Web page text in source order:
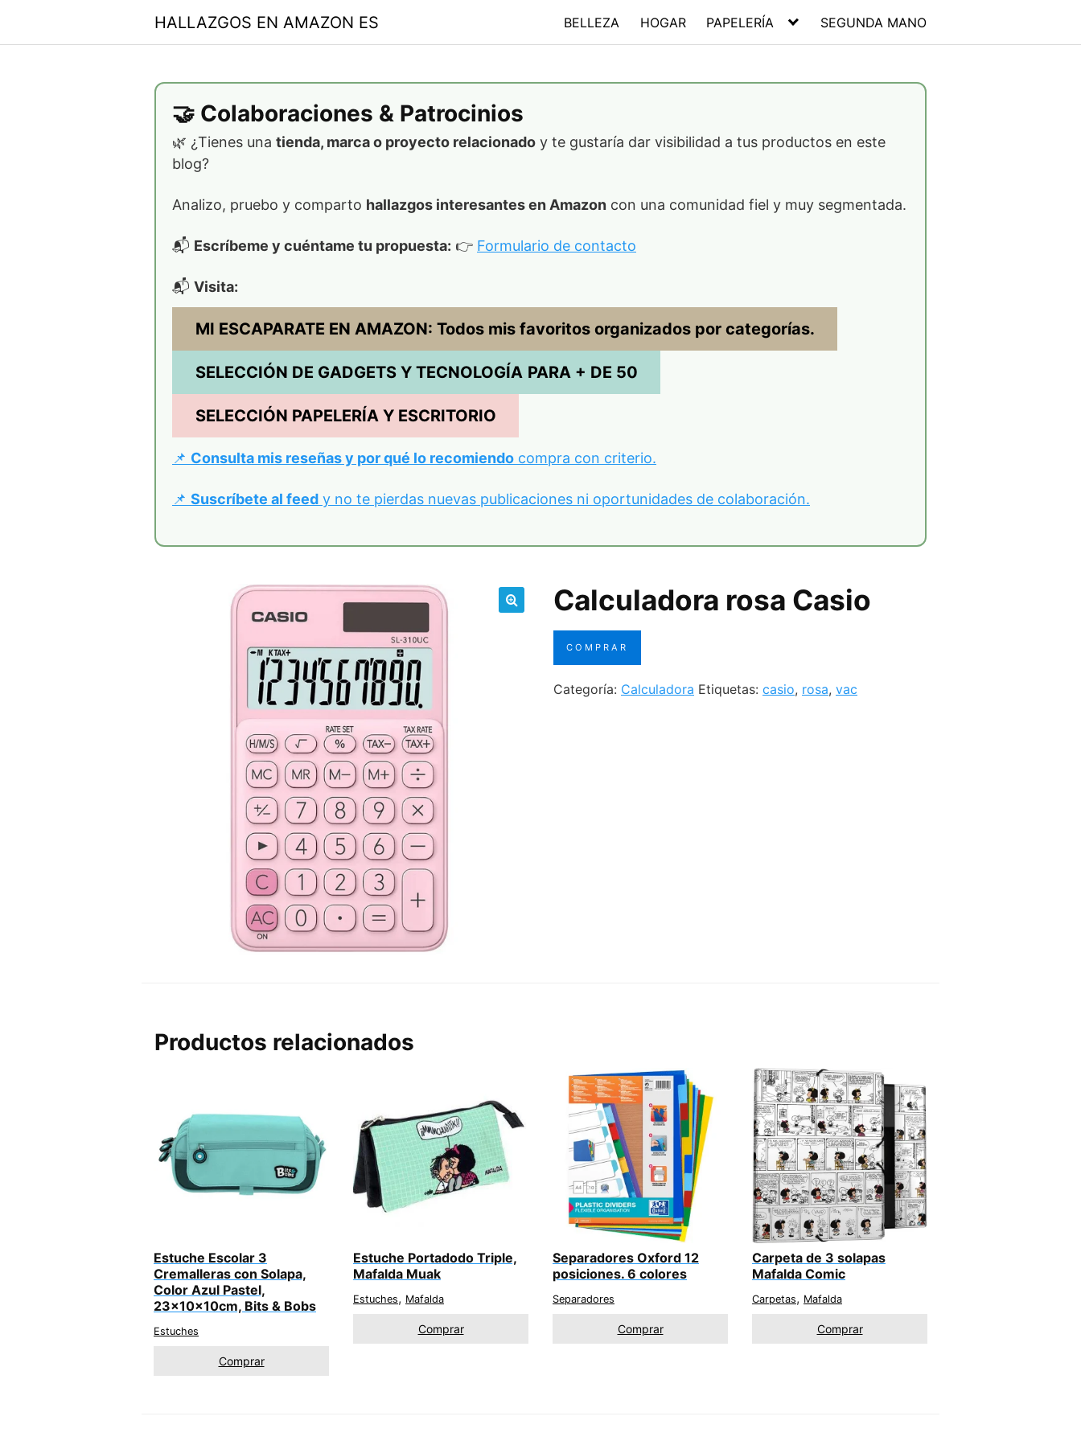
content
HALLAZGOS EN AMAZON ES BELLEZA HOGAR PAPELERÍA SEGUNDA MANO
🤝 Colaboraciones & Patrocinios
🌿 ¿Tienes una tienda, marca o proyecto relacionado y te gustaría dar visibilidad a tus productos en este
blog?
Analizo, pruebo y comparto hallazgos interesantes en Amazon con una comunidad fiel y muy segmentada.
📬 Escríbeme y cuéntame tu propuesta: 👉 Formulario de contacto
📬 Visita:
MI ESCAPARATE EN AMAZON: Todos mis favoritos organizados por categorías.
SELECCIÓN DE GADGETS Y TECNOLOGÍA PARA + DE 50
SELECCIÓN PAPELERÍA Y ESCRITORIO
📌 Consulta mis reseñas y por qué lo recomiendo compra con criterio.
📌 Suscríbete al feed y no te pierdas nuevas publicaciones ni oportunidades de colaboración.
Calculadora rosa Casio
COMPRAR
Categoría: Calculadora Etiquetas: casio, rosa, vac
Productos relacionados
Estuche Escolar 3
Cremalleras con Solapa,
Color Azul Pastel,
23x10x10cm, Bits & Bobs
Estuches
Comprar
Estuche Portadodo Triple,
Mafalda Muak
Estuches, Mafalda
Comprar
Separadores Oxford 12
posiciones. 6 colores
Separadores
Comprar
Carpeta de 3 solapas
Mafalda Comic
Carpetas, Mafalda
Comprar